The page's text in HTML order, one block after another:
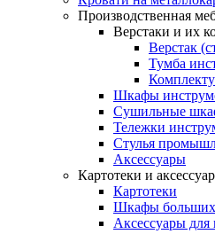
Производственная
Верстаки и их
Верстак
Тумба
Шкафы
Сушильные
Тележки
Стулья
Аксессуары
Картотеки и
Картотеки
Шкафы больших
Аксессуары для